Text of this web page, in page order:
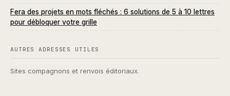
Fera des projets en mots fléchés : 6 solutions de 5 à 10 lettres
pour débloquer votre grille
AUTRES ADRESSES UTILES
Sites compagnons et renvois éditoriaux.